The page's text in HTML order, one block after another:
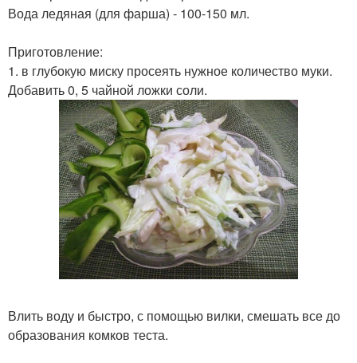
Вода ледяная (для фарша) - 100-150 мл.
Приготовление:
1. в глубокую миску просеять нужное количество муки.
Добавить 0, 5 чайной ложки соли.
Влить воду и быстро, с помощью вилки, смешать все до
образования комков теста.